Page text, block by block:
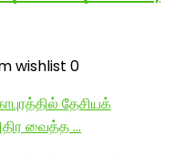
wishlist 0